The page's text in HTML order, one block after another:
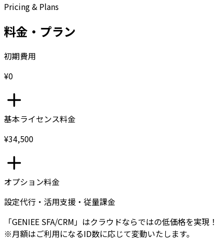
Pricing & Plans
料金・プラン
初期費用
¥0
基本ライセンス料金
¥34,500
オプション料金
設定代行・活用支援・従量課金
「GENIEE SFA/CRM」はクラウドならではの低価格を実現！
※月額はご利用になるID数に応じて変動いたします。